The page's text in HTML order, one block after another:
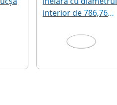
interior de 786,76